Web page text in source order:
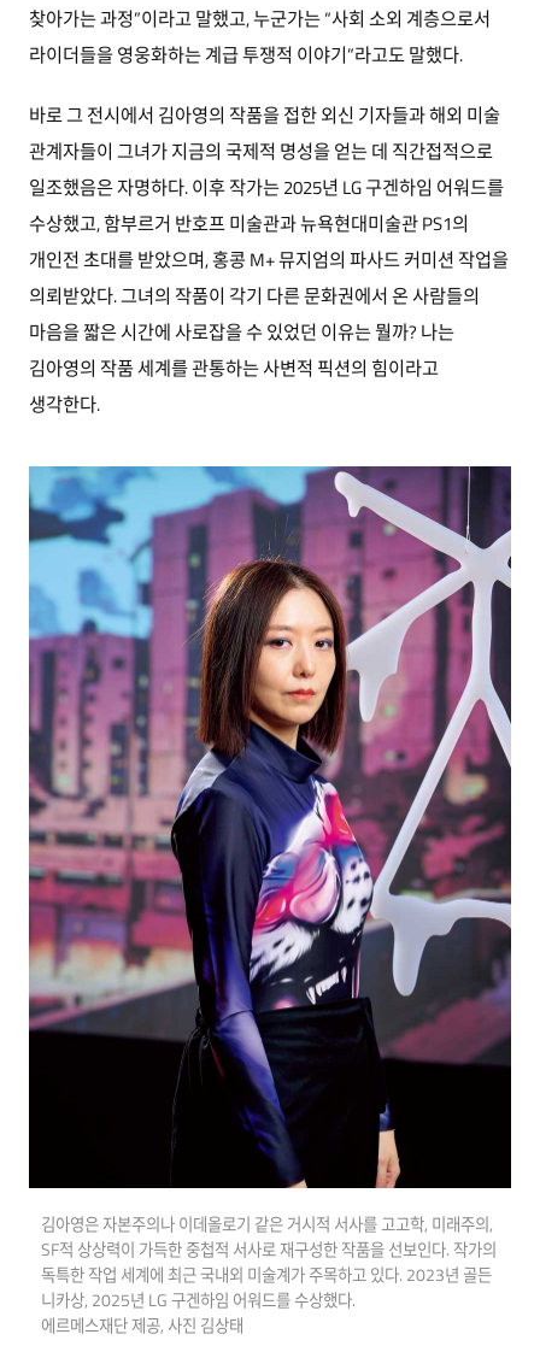
찾아가는 과정”이라고 말했고, 누군가는 “사회 소외 계층으로서
라이더들을 영웅화하는 계급 투쟁적 이야기”라고도 말했다.
바로 그 전시에서 김아영의 작품을 접한 외신 기자들과 해외 미술
관계자들이 그녀가 지금의 국제적 명성을 얻는 데 직간접적으로
일조했음은 자명하다. 이후 작가는 2025년 LG 구겐하임 어워드를
수상했고, 함부르거 반호프 미술관과 뉴욕현대미술관 PS1의
개인전 초대를 받았으며, 홍콩 M+ 뮤지엄의 파사드 커미션 작업을
의뢰받았다. 그녀의 작품이 각기 다른 문화권에서 온 사람들의
마음을 짧은 시간에 사로잡을 수 있었던 이유는 뭘까? 나는
김아영의 작품 세계를 관통하는 사변적 픽션의 힘이라고
생각한다.
김아영은 자본주의나 이데올로기 같은 거시적 서사를 고고학, 미래주의,
SF적 상상력이 가득한 중첩적 서사로 재구성한 작품을 선보인다. 작가의
독특한 작업 세계에 최근 국내외 미술계가 주목하고 있다. 2023년 골든
니카상, 2025년 LG 구겐하임 어워드를 수상했다.
에르메스재단 제공, 사진 김상태